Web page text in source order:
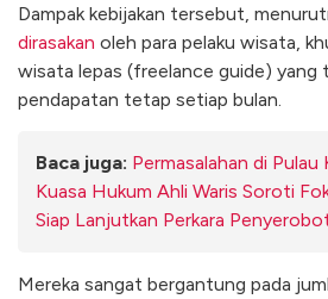
Dampak kebijakan tersebut,
dirasakan oleh para pelaku wisata,
wisata lepas (freelance guide) yang
pendapatan tetap setiap bulan.
Baca juga: Permasalahan di Pulau
Kuasa Hukum Ahli Waris Soroti
Siap Lanjutkan Perkara
Mereka sangat bergantung pada